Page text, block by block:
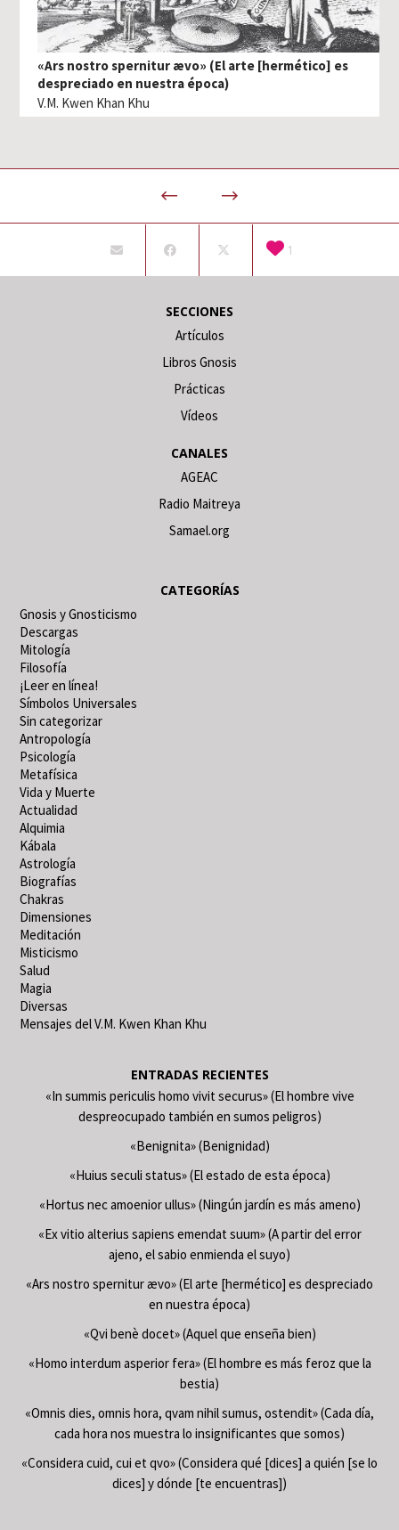
«Ars nostro spernitur ævo» (El arte [hermético] es
despreciado en nuestra época)
V.M. Kwen Khan Khu
1
SECCIONES
Artículos
Libros Gnosis
Prácticas
Vídeos
CANALES
AGEAC
Radio Maitreya
Samael.org
CATEGORÍAS
Gnosis y Gnosticismo
Descargas
Mitología
Filosofía
¡Leer en línea!
Símbolos Universales
Sin categorizar
Antropología
Psicología
Metafísica
Vida y Muerte
Actualidad
Alquimia
Kábala
Astrología
Biografías
Chakras
Dimensiones
Meditación
Misticismo
Salud
Magia
Diversas
Mensajes del V.M. Kwen Khan Khu
ENTRADAS RECIENTES
«In summis periculis homo vivit securus» (El hombre vive
despreocupado también en sumos peligros)
«Benignita» (Benignidad)
«Huius seculi status» (El estado de esta época)
«Hortus nec amoenior ullus» (Ningún jardín es más ameno)
«Ex vitio alterius sapiens emendat suum» (A partir del error
ajeno, el sabio enmienda el suyo)
«Ars nostro spernitur ævo» (El arte [hermético] es despreciado
en nuestra época)
«Qvi benè docet» (Aquel que enseña bien)
«Homo interdum asperior fera» (El hombre es más feroz que la
bestia)
«Omnis dies, omnis hora, qvam nihil sumus, ostendit» (Cada día,
cada hora nos muestra lo insignificantes que somos)
«Considera cuid, cui et qvo» (Considera qué [dices] a quién [se lo
dices] y dónde [te encuentras])